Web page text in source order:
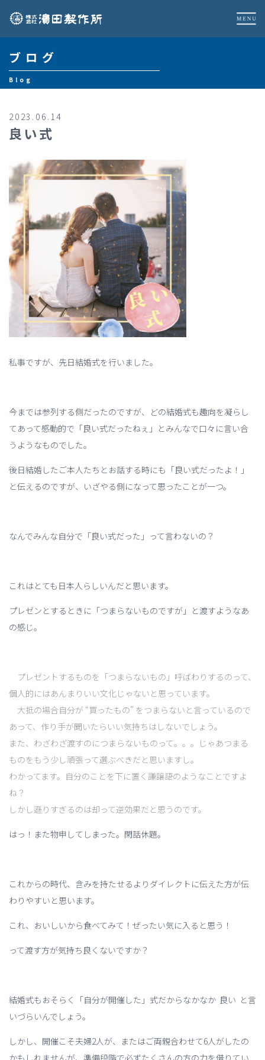
ブログ
Blog
2023.06.14
良い式
私事ですが、先日結婚式を行いました。
今までは参列する側だったのですが、どの結婚式も趣向を凝らし
てあって感動的で「良い式だったねぇ」とみんなで口々に言い合
うようなものでした。
後日結婚したご本人たちとお話する時にも「良い式だったよ！」
と伝えるのですが、いざやる側になって思ったことが一つ。
なんでみんな自分で「良い式だった」って言わないの？
これはとても日本人らしいんだと思います。
プレゼンとするときに「つまらないものですが」と渡すようなあ
の感じ。
プレゼントするものを「つまらないもの」呼ばわりするのって、
個人的にはあんまりいい文化じゃないと思っています。
大抵の場合自分が “買ったもの” をつまらないと言っているので
あって、作り手が聞いたらいい気持ちはしないでしょう。
また、わざわざ渡すのにつまらないものって。。。じゃあつまる
ものをもう少し頑張って選ぶべきだと思いますし。
わかってます。自分のことを下に置く謙譲語のようなことですよ
ね？
しかし遜りすぎるのは却って逆効果だと思うのです。
はっ！また物申してしまった。閑話休題。
これからの時代、含みを持たせるよりダイレクトに伝えた方が伝
わりやすいと思います。
これ、おいしいから食べてみて！ぜったい気に入ると思う！
って渡す方が気持ち良くないですか？
結婚式もおそらく「自分が開催した」式だからなかなか 良い と言
いづらいんでしょう。
しかし、開催こそ夫婦2人が、またはご両親合わせて6人がしたの
かもしれませんが、準備段階で必ずたくさんの方の力を借りてい